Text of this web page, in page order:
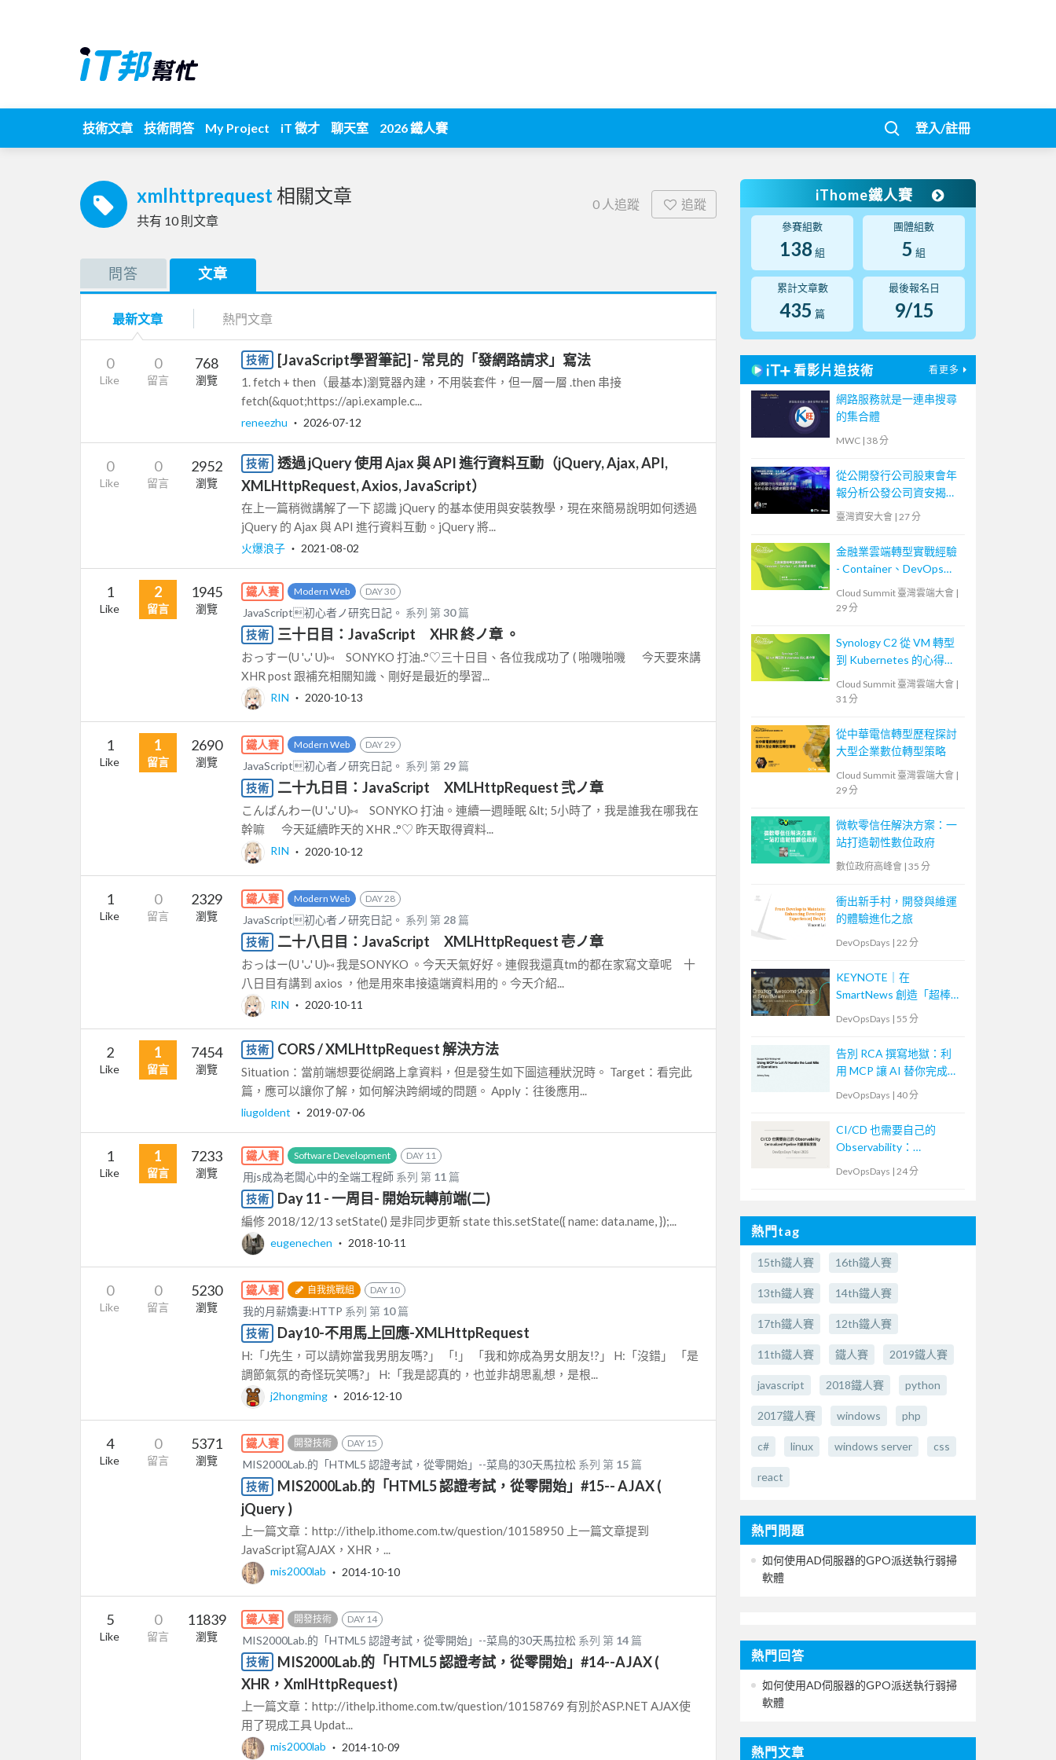
技術文章 技術問答 My Project iT 徵才 聊天室 2026 鐵人賽 登入/註冊
xmlhttprequest 相關文章
共有 10則文章
0 人追蹤 追蹤
問答 文章
最新文章 熱門文章
0
Like
0
留言
768
瀏覽
技術 [JavaScript學習筆記] - 常見的「發網路請求」寫法
1. fetch + then（最基本)瀏覽器內建，不用裝套件，但一層一層 .then 串接
fetch(&quot;https://api.example.c...
reneezhu ‧ 2026-07-12
0
Like
0
留言
2952
瀏覽
技術
透過 jQuery 使用 Ajax 與 API 進行資料互動（jQuery, Ajax, API,
XMLHttpRequest, Axios, JavaScript）
在上一篇稍微講解了一下 認識 jQuery 的基本使用與安裝教學，現在來簡易說明如何透過
jQuery 的 Ajax 與 API 進行資料互動。jQuery 將...
火爆浪子 ‧ 2021-08-02
1
Like
2
留言
1945
瀏覽
鐵人賽 Modern Web DAY 30
JavaScript初心者ノ研究日記。 系列 第30篇
技術
三十日目：JavaScript XHR 終ノ章 。
おっすー(U 'ᴗ' U)⑅ SONYKO 打油..°♡三十日目、各位我成功了 ( 啪嘰啪嘰 今天要來講
XHR post 跟補充相關知識、剛好是最近的學習...
RIN ‧ 2020-10-13
1
Like
1
留言
2690
瀏覽
鐵人賽 Modern Web DAY 29
JavaScript初心者ノ研究日記。 系列 第 29 篇
技術
二十九日目：JavaScript XMLHttpRequest 弐ノ章
こんばんわー(U 'ᴗ' U)⑅ SONYKO 打油。連續一週睡眠 &lt; 5小時了，我是誰我在哪我在
幹嘛 今天延續昨天的 XHR ..°♡ 昨天取得資料...
RIN ‧ 2020-10-12
1
Like
0
留言
2329
瀏覽
鐵人賽 Modern Web DAY 28
JavaScript初心者ノ研究日記。 系列 第 28 篇
技術
二十八日目：JavaScript XMLHttpRequest 壱ノ章
おっはー(U 'ᴗ' U)⑅ 我是SONYKO 。今天天氣好好。連假我還真tm的都在家寫文章呢 十
八日目有講到 axios ，他是用來串接遠端資料用的。今天介紹...
RIN ‧ 2020-10-11
2
Like
1
留言
7454
瀏覽
技術 CORS / XMLHttpRequest 解決方法
Situation：當前端想要從網路上拿資料，但是發生如下圖這種狀況時。 Target：看完此
篇，應可以讓你了解，如何解決跨網域的問題。 Apply：往後應用...
liugoldent ‧ 2019-07-06
1
Like
1
留言
7233
瀏覽
鐵人賽 Software Development DAY 11
用js成為老闆心中的全端工程師 系列 第 11 篇
技術
Day 11 - 一周目- 開始玩轉前端(二)
編修 2018/12/13 setState() 是非同步更新 state this.setState({ name: data.name, });...
eugenechen ‧ 2018-10-11
0
Like
0
留言
5230
瀏覽
鐵人賽 自我挑戰組 DAY 10
我的月薪嬌妻:HTTP 系列 第 10篇
技術
Day10-不用馬上回應-XMLHttpRequest
H:「J先生，可以請妳當我男朋友嗎?」 「!」 「我和妳成為男女朋友!?」 H:「沒錯」 「是
調節氣氛的奇怪玩笑嗎?」 H:「我是認真的，也並非胡思亂想，是根...
j2hongming ‧ 2016-12-10
4
Like
0
留言
5371
瀏覽
鐵人賽 開發技術 DAY 15
MIS2000Lab.的「HTML5 認證考試，從零開始」--菜鳥的30天馬拉松 系列 第 15 篇
技術
MIS2000Lab.的「HTML5 認證考試，從零開始」#15-- AJAX (
jQuery )
上一篇文章：http://ithelp.ithome.com.tw/question/10158950 上一篇文章提到
JavaScript寫AJAX，XHR，...
mis2000lab ‧ 2014-10-10
5
Like
0
留言
11839
瀏覽
鐵人賽 開發技術 DAY 14
MIS2000Lab.的「HTML5 認證考試，從零開始」--菜鳥的30天馬拉松 系列 第 14 篇
技術
MIS2000Lab.的「HTML5 認證考試，從零開始」#14--AJAX (
XHR，XmlHttpRequest)
上一篇文章：http://ithelp.ithome.com.tw/question/10158769 有別於ASP.NET AJAX使
用了現成工具 Updat...
mis2000lab ‧ 2014-10-09
iThome鐵人賽
參賽組數
138 組
團體組數
5 組
累計文章數
435 篇
最後報名日
9/15
看影片追技術 看更多
網路服務就是一連串搜尋
的集合體
MWC | 38 分
從公開發行公司股東會年
報分析公發公司資安揭露
情形
臺灣資安大會 | 27 分
金融業雲端轉型實戰經驗
- Container、DevOps、
IaC 與維運新模式
Cloud Summit 臺灣雲端大會 |
29 分
Synology C2 從 VM 轉型
到 Kubernetes 的心得分
Cloud Summit 臺灣雲端大會 |
31 分
從中華電信轉型歷程探討
大型企業數位轉型策略
Cloud Summit 臺灣雲端大會 |
29 分
微軟零信任解決方案：一
站打造韌性數位政府
數位政府高峰會 | 35 分
衝出新手村，開發與維運
的體驗進化之旅
DevOpsDays | 22 分
KEYNOTE｜在
SmartNews 創造「超棒的
改變」！特務部隊
作戰
DevOpsDays | 55 分
告別 RCA 撰寫地獄：利
用 MCP 讓 AI 替你完成維
DevOpsDays | 40 分
CI/CD 也需要自己的
Observability：
Centralized Pipeline 的觀
DevOpsDays | 24 分
熱門tag
15th鐵人賽 16th鐵人賽
13th鐵人賽 14th鐵人賽
17th鐵人賽 12th鐵人賽
11th鐵人賽 鐵人賽 2019鐵人賽
javascript 2018鐵人賽 python
2017鐵人賽 windows php
c# linux windows server css
react
熱門問題
如何使用AD伺服器的GPO派送執行弱掃
軟體
熱門回答
如何使用AD伺服器的GPO派送執行弱掃
軟體
熱門文章